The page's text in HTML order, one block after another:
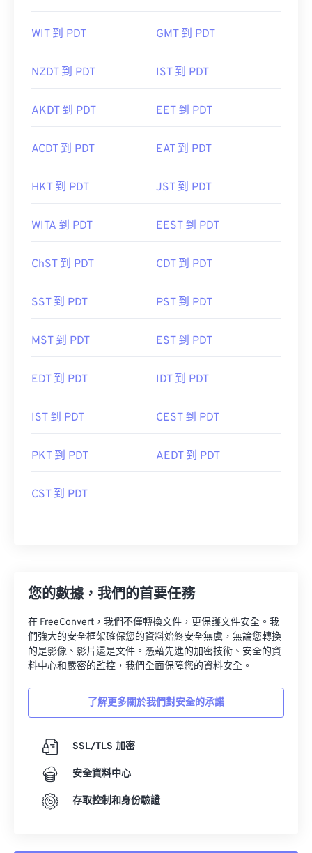
WIT 到 PDT GMT 到 PDT
NZDT 到 PDT IST 到 PDT
AKDT 到 PDT EET 到 PDT
ACDT 到 PDT EAT 到 PDT
HKT 到 PDT JST 到 PDT
WITA 到 PDT EEST 到 PDT
ChST 到 PDT CDT 到 PDT
SST 到 PDT PST 到 PDT
MST 到 PDT EST 到 PDT
EDT 到 PDT IDT 到 PDT
IST 到 PDT CEST 到 PDT
PKT 到 PDT AEDT 到 PDT
CST 到 PDT
您的數據，我們的首要任務
在 FreeConvert，我們不僅轉換文件，更保護文件安全。我
們強大的安全框架確保您的資料始終安全無虞，無論您轉換
的是影像、影片還是文件。憑藉先進的加密技術、安全的資
料中心和嚴密的監控，我們全面保障您的資料安全。
了解更多關於我們對安全的承諾
SSL/TLS 加密
安全資料中心
存取控制和身份驗證